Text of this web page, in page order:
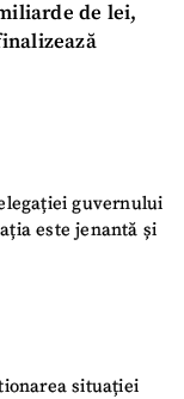
de lei,
guvernului
este jenantă și
situației